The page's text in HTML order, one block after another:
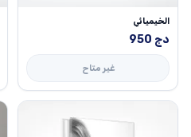
الخيميائي
950 دج
غير متاح